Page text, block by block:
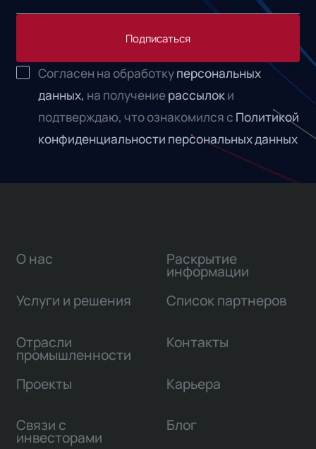
Подписаться
Согласен на обработкуперсональных
данных, на получениерассылоки
подтверждаю, что ознакомился с Политикой
конфиденциальности персональных данных
О нас
Услуги и решения
Отрасли
промышленности
Проекты
Связи с
инвесторами
Раскрытие
информации
Список партнеров
Контакты
Карьера
Блог